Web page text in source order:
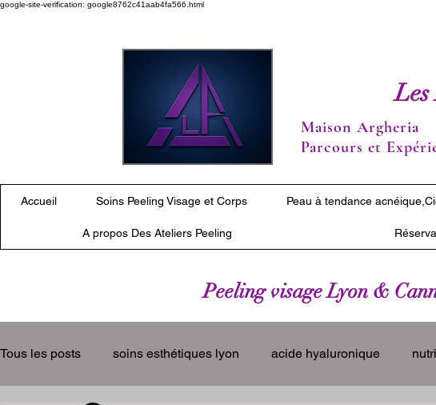
google-site-verification: google8762c41aab4fa566.html
Maison Argheria
Parcours et
Accueil Soins Peeling Visage et Corps Peau à tendance
A propos Des Ateliers Peeling
Peeling visage Lyon &
Tous les posts soins esthétiques lyon acide hyaluronique